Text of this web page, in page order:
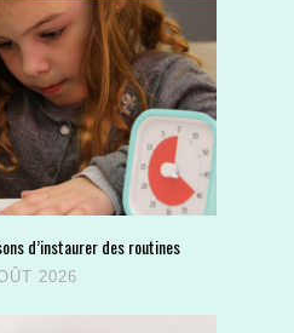
d’instaurer des routines
2026